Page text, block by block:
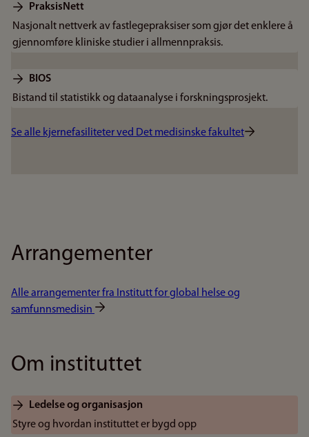
PraksisNett
Nasjonalt nettverk av fastlegepraksiser som gjør det enklere å
gjennomføre kliniske studier i allmennpraksis.
BIOS
Bistand til statistikk og dataanalyse i forskningsprosjekt.
Se alle kjernefasiliteter ved Det medisinske fakultet
Arrangementer
Alle arrangementer fra Institutt for global helse og
samfunnsmedisin
Om instituttet
Ledelse og organisasjon
Styre og hvordan instituttet er bygd opp